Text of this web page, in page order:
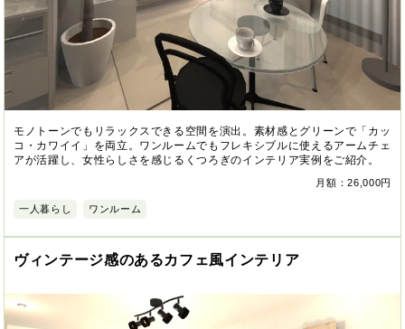
モノトーンでもリラックスできる空間を演出。素材感とグリーンで「カッ
コ・カワイイ」を両立。ワンルームでもフレキシブルに使えるアームチェ
アが活躍し、女性らしさを感じるくつろぎのインテリア実例をご紹介。
月額：26,000円
一人暮らし ワンルーム
ヴィンテージ感のあるカフェ風インテリア